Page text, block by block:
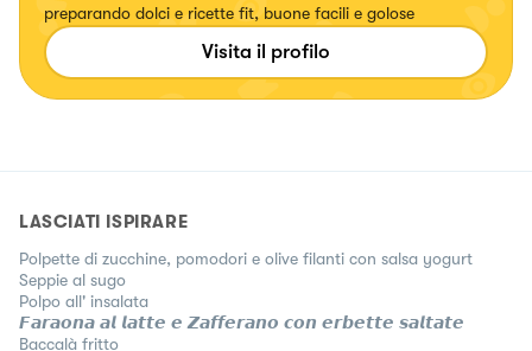
preparando dolci e ricette fit, buone facili e golose
Visita il profilo
LASCIATI ISPIRARE
Polpette di zucchine, pomodori e olive filanti con salsa yogurt
Seppie al sugo
Polpo all' insalata
𝙁𝙖𝙧𝙖𝙤𝙣𝙖 𝙖𝙡 𝙡𝙖𝙩𝙩𝙚 𝙚 𝙕𝙖𝙛𝙛𝙚𝙧𝙖𝙣𝙤 𝙘𝙤𝙣 𝙚𝙧𝙗𝙚𝙩𝙩𝙚 𝙨𝙖𝙡𝙩𝙖𝙩𝙚
Baccalà fritto